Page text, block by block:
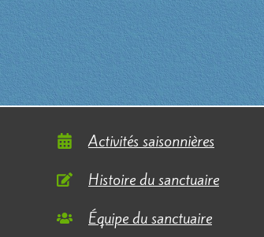
Activités saisonnières
Histoire du sanctuaire
Équipe du sanctuaire